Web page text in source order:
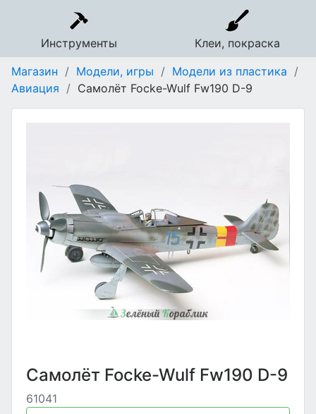
Инструменты
Клеи, покраска
Магазин / Модели, игры / Модели из пластика /
Авиация / Самолёт Focke-Wulf Fw190 D-9
Самолёт Focke-Wulf Fw190 D-9
61041